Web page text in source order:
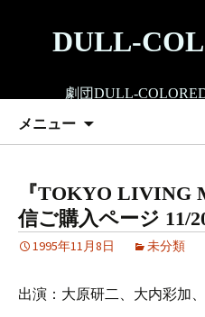
ツ
ス
DULL-
劇団DULL-
メニュー
『TOKYO LIVING
信ご購入ページ 11/
1995年11月8日 未分類
出演：大原研二、大内彩加